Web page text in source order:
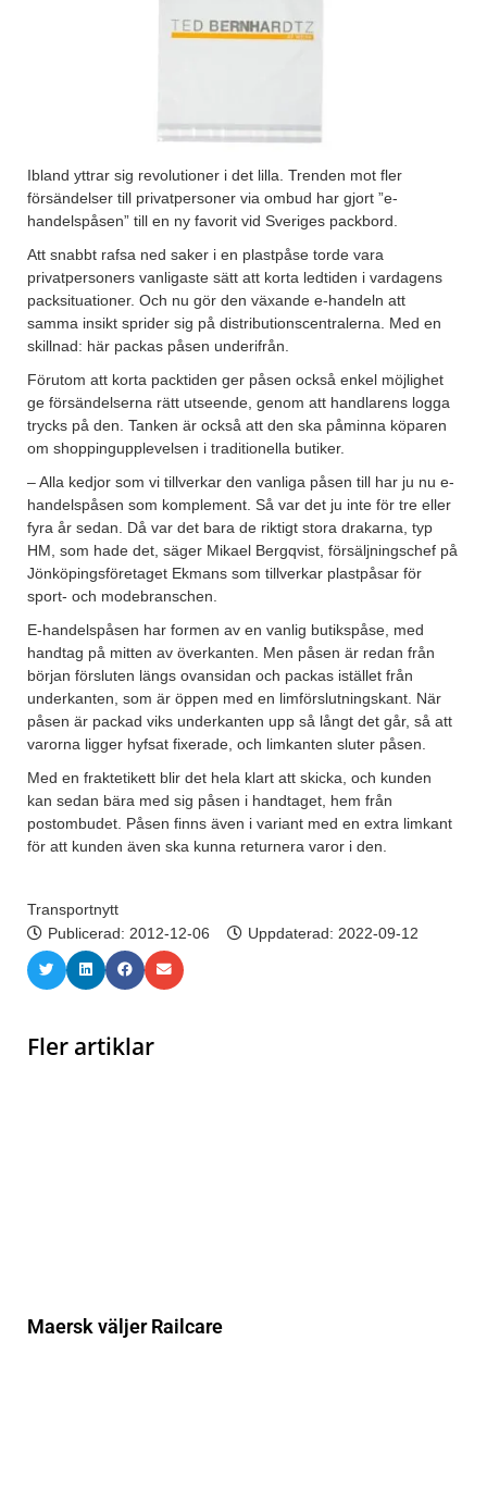
Ibland yttrar sig revolutioner i det lilla. Trenden mot fler
försändelser till privatpersoner via ombud har gjort ”e-
handelspåsen” till en ny favorit vid Sveriges packbord.
Att snabbt rafsa ned saker i en plastpåse torde vara
privatpersoners vanligaste sätt att korta ledtiden i vardagens
packsituationer. Och nu gör den växande e-handeln att
samma insikt sprider sig på distributionscentralerna. Med en
skillnad: här packas påsen underifrån.
Förutom att korta packtiden ger påsen också enkel möjlighet
ge försändelserna rätt utseende, genom att handlarens logga
trycks på den. Tanken är också att den ska påminna köparen
om shoppingupplevelsen i traditionella butiker.
– Alla kedjor som vi tillverkar den vanliga påsen till har ju nu e-
handelspåsen som komplement. Så var det ju inte för tre eller
fyra år sedan. Då var det bara de riktigt stora drakarna, typ
HM, som hade det, säger Mikael Bergqvist, försäljningschef på
Jönköpingsföretaget Ekmans som tillverkar plastpåsar för
sport- och modebranschen.
E-handelspåsen har formen av en vanlig butikspåse, med
handtag på mitten av överkanten. Men påsen är redan från
början försluten längs ovansidan och packas istället från
underkanten, som är öppen med en limförslutningskant. När
påsen är packad viks underkanten upp så långt det går, så att
varorna ligger hyfsat fixerade, och limkanten sluter påsen.
Med en fraktetikett blir det hela klart att skicka, och kunden
kan sedan bära med sig påsen i handtaget, hem från
postombudet. Påsen finns även i variant med en extra limkant
för att kunden även ska kunna returnera varor i den.
Transportnytt
Publicerad: 2012-12-06 Uppdaterad: 2022-09-12
Fler artiklar
Maersk väljer Railcare